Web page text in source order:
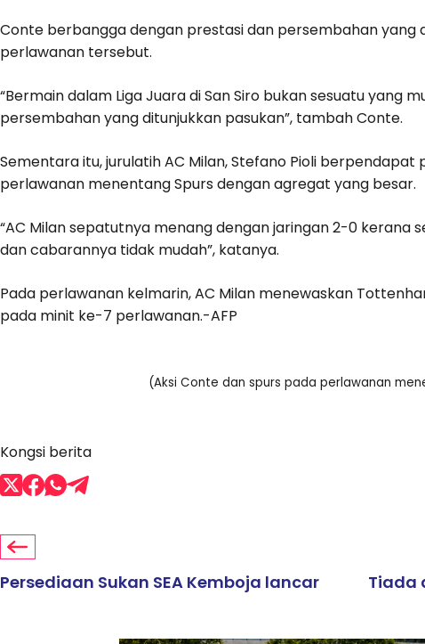
Conte berbangga dengan prestasi dan persembahan yang
perlawanan tersebut.
“Bermain dalam Liga Juara di San Siro bukan sesuatu yang
persembahan yang ditunjukkan pasukan”, tambah Conte.
Sementara itu, jurulatih AC Milan, Stefano Pioli
perlawanan menentang Spurs dengan agregat yang besar.
“AC Milan sepatutnya menang dengan jaringan 2-0 kerana
dan cabarannya tidak mudah”, katanya.
Pada perlawanan kelmarin, AC Milan menewaskan
pada minit ke-7 perlawanan.-AFP
(Aksi Conte dan spurs pada perlawanan
Kongsi berita
Persediaan Sukan SEA Kemboja lancar Tiada